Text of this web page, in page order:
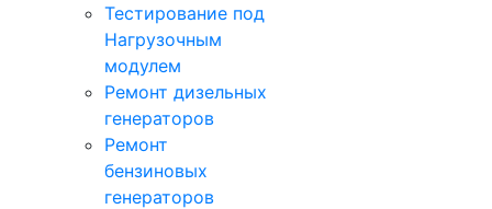
Тестирование под
Нагрузочным
модулем
Ремонт дизельных
генераторов
Ремонт
бензиновых
генераторов